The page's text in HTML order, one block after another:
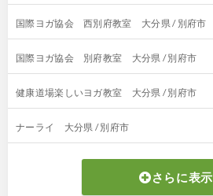
国際ヨガ協会 西別府教室 大分県 / 別府市
国際ヨガ協会 別府教室 大分県 / 別府市
健康道場楽しいヨガ教室 大分県 / 別府市
ナーライ 大分県 / 別府市
さらに表示